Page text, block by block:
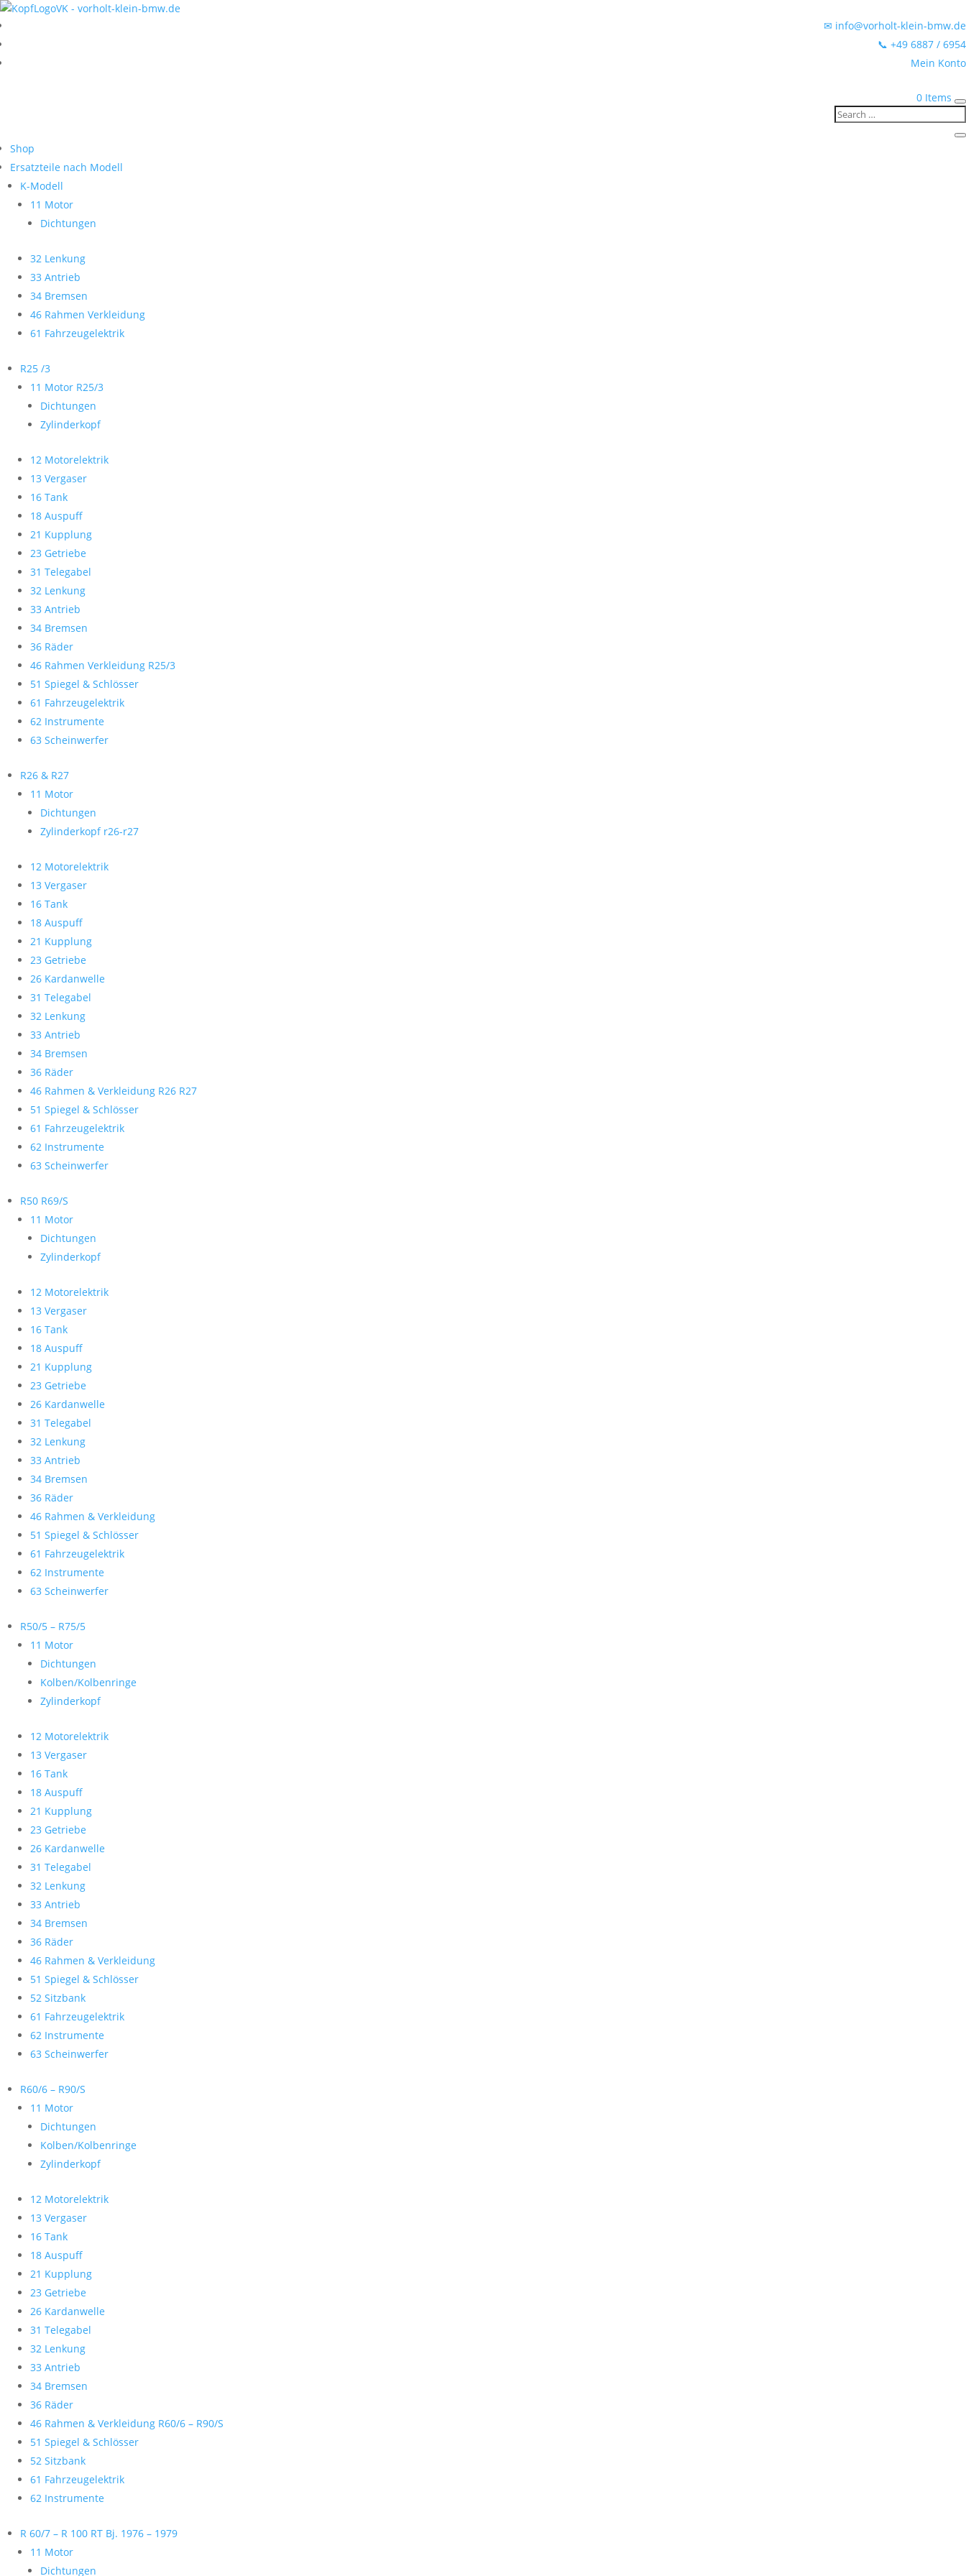
✉ info@vorholt-klein-bmw.de
📞 +49 6887 / 6954
Mein Konto
0 Items
Shop
Ersatzteile nach Modell
K-Modell
11 Motor
Dichtungen
32 Lenkung
33 Antrieb
34 Bremsen
46 Rahmen Verkleidung
61 Fahrzeugelektrik
R25 /3
11 Motor R25/3
Dichtungen
Zylinderkopf
12 Motorelektrik
13 Vergaser
16 Tank
18 Auspuff
21 Kupplung
23 Getriebe
31 Telegabel
32 Lenkung
33 Antrieb
34 Bremsen
36 Räder
46 Rahmen Verkleidung R25/3
51 Spiegel & Schlösser
61 Fahrzeugelektrik
62 Instrumente
63 Scheinwerfer
R26 & R27
11 Motor
Dichtungen
Zylinderkopf r26-r27
12 Motorelektrik
13 Vergaser
16 Tank
18 Auspuff
21 Kupplung
23 Getriebe
26 Kardanwelle
31 Telegabel
32 Lenkung
33 Antrieb
34 Bremsen
36 Räder
46 Rahmen & Verkleidung R26 R27
51 Spiegel & Schlösser
61 Fahrzeugelektrik
62 Instrumente
63 Scheinwerfer
R50 R69/S
11 Motor
Dichtungen
Zylinderkopf
12 Motorelektrik
13 Vergaser
16 Tank
18 Auspuff
21 Kupplung
23 Getriebe
26 Kardanwelle
31 Telegabel
32 Lenkung
33 Antrieb
34 Bremsen
36 Räder
46 Rahmen & Verkleidung
51 Spiegel & Schlösser
61 Fahrzeugelektrik
62 Instrumente
63 Scheinwerfer
R50/5 – R75/5
11 Motor
Dichtungen
Kolben/Kolbenringe
Zylinderkopf
12 Motorelektrik
13 Vergaser
16 Tank
18 Auspuff
21 Kupplung
23 Getriebe
26 Kardanwelle
31 Telegabel
32 Lenkung
33 Antrieb
34 Bremsen
36 Räder
46 Rahmen & Verkleidung
51 Spiegel & Schlösser
52 Sitzbank
61 Fahrzeugelektrik
62 Instrumente
63 Scheinwerfer
R60/6 – R90/S
11 Motor
Dichtungen
Kolben/Kolbenringe
Zylinderkopf
12 Motorelektrik
13 Vergaser
16 Tank
18 Auspuff
21 Kupplung
23 Getriebe
26 Kardanwelle
31 Telegabel
32 Lenkung
33 Antrieb
34 Bremsen
36 Räder
46 Rahmen & Verkleidung R60/6 – R90/S
51 Spiegel & Schlösser
52 Sitzbank
61 Fahrzeugelektrik
62 Instrumente
R 60/7 – R 100 RT Bj. 1976 – 1979
11 Motor
Dichtungen